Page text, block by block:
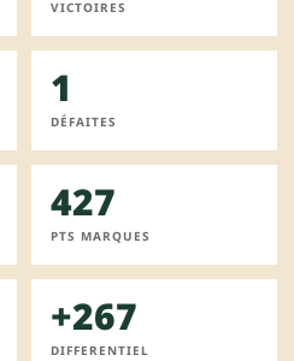
VICTOIRES
1
DÉFAITES
427
PTS MARQUES
+267
DIFFERENTIEL